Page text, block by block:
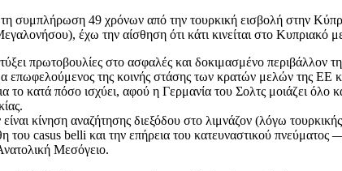
τη συμπλήρωση 49 χρόνων από την τουρκική εισβολή στην
έχω την αίσθηση ότι κάτι κινείται στο
πρωτοβουλίες στο ασφαλές και δοκιμασμένο
επωφελούμενος της κοινής στάσης των κρατών μελών της ΕΕ
το κατά πόσο ισχύει, αφού η Γερμανία του Σολτς μοιάζει
κίνηση αναζήτησης διεξόδου στο λιμνάζον (λόγω
casus belli και την επήρεια του κατευναστικού
Μεσόγειο.